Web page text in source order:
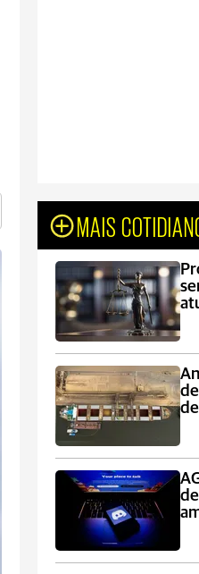
MAIS